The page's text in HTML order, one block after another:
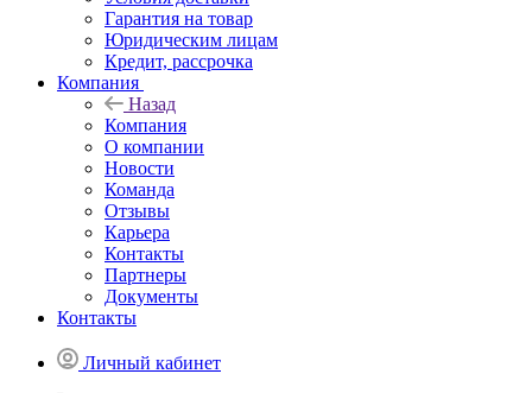
Гарантия на товар
Юридическим лицам
Кредит, рассрочка
Компания
Назад
Компания
О компании
Новости
Команда
Отзывы
Карьера
Контакты
Партнеры
Документы
Контакты
Личный кабинет